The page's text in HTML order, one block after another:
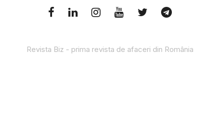
Revista Biz - prima revista de afaceri din România